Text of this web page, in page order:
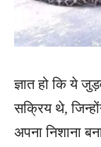
ज्ञात हो कि ये
सक्रिय थे,
अपना निशाना